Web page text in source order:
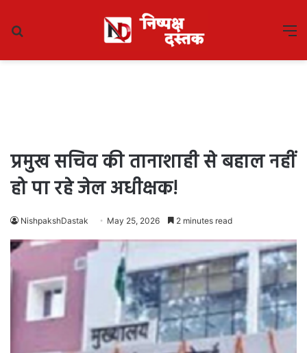
प्रमुख सचिव की तानाशाही से बहाल नहीं
हो पा रहे जेल अधीक्षक!
NishpakshDastak May 25, 2026 2 minutes read